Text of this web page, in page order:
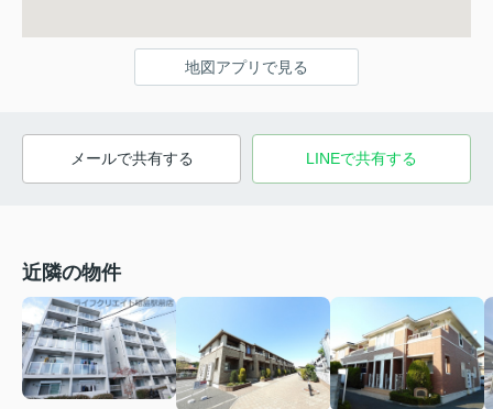
地図アプリで見る
メールで共有する LINEで共有する
近隣の物件